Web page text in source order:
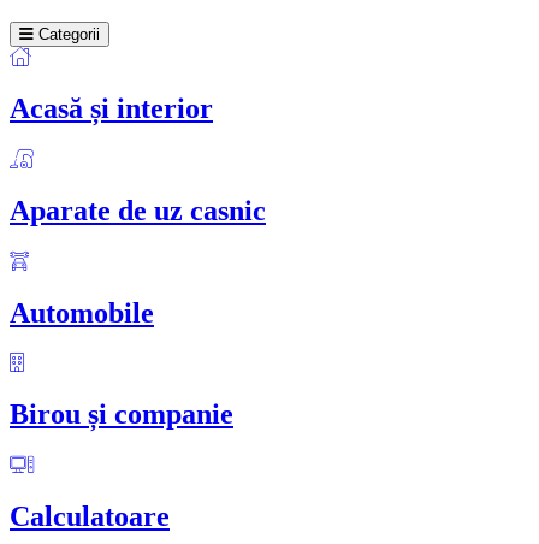
Categorii
Acasă și interior
Aparate de uz casnic
Automobile
Birou și companie
Calculatoare